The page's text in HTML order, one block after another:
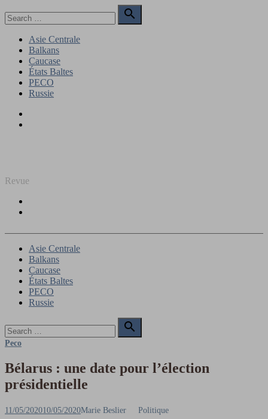
to
for:

Search
Asie Centrale
Balkans
Caucase
États Baltes
PECO
Russie
Revue
Asie Centrale
Balkans
Caucase
États Baltes
PECO
Russie
for:

Search
Peco
Bélarus : une date pour l’élection
présidentielle
Posted
11/05/202010/05/2020Author
Marie Beslier Politique